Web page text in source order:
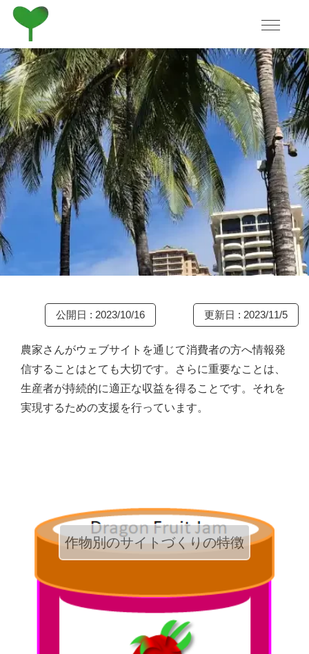
公開日 : 2023/10/16 更新日 : 2023/11/5
農家さんがウェブサイトを通じて消費者の方へ情報発
信することはとても大切です。さらに重要なことは、
生産者が持続的に適正な収益を得ることです。それを
実現するための支援を行っています。
作物別のサイトづくりの特徴